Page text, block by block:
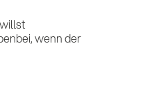
wenn der